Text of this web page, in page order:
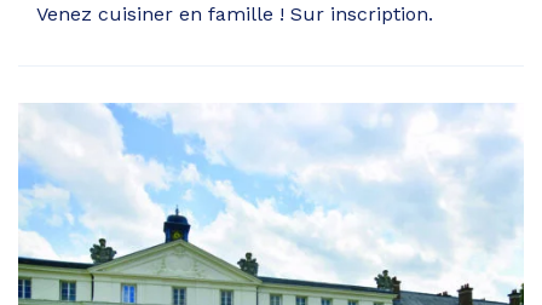
Venez cuisiner en famille ! Sur inscription.